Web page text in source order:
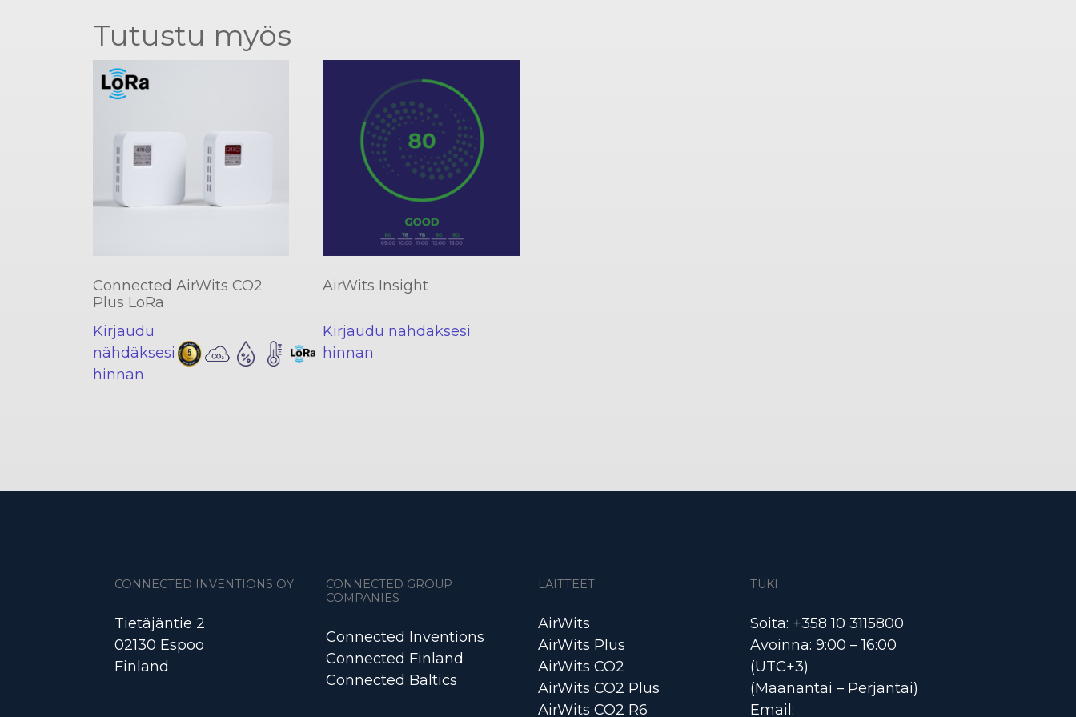
Tutustu myös
Connected AirWits CO2
Plus LoRa
Kirjaudu
nähdäksesi
hinnan
AirWits Insight
Kirjaudu nähdäksesi
hinnan
CONNECTED INVENTIONS OY
Tietäjäntie 2
02130 Espoo
Finland
CONNECTED GROUP
COMPANIES
Connected Inventions
Connected Finland
Connected Baltics
LAITTEET
AirWits
AirWits Plus
AirWits CO2
AirWits CO2 Plus
AirWits CO2 R6
TUKI
Soita: +358 10 3115800
Avoinna: 9:00 – 16:00
(UTC+3)
(Maanantai – Perjantai)
Email: